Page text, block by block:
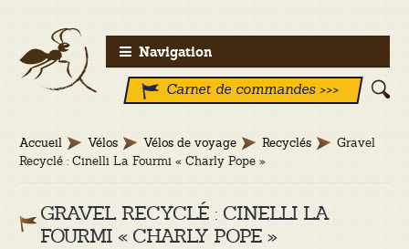
Aller
à
Aller
au
contenu
Navigation
Carnet de commandes >>>
Accueil Vélos Vélos de voyage Recyclés
Gravel
Recyclé : Cinelli La Fourmi « Charly Pope »
GRAVEL RECYCLÉ : CINELLI LA
FOURMI « CHARLY POPE »